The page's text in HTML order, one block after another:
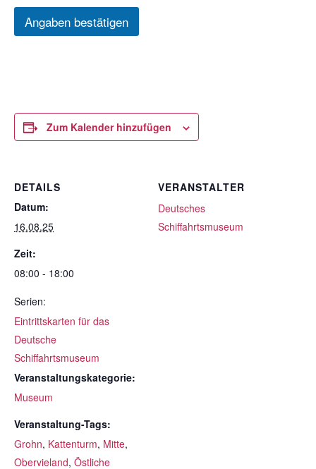
Angaben bestätigen
Zum Kalender hinzufügen
DETAILS
Datum:
16.08.25
Zeit:
08:00 - 18:00
Serien:
Eintrittskarten für das
Deutsche
Schiffahrtsmuseum
Veranstaltungskategorie:
Museum
Veranstaltung-Tags:
Grohn, Kattenturm, Mitte,
Obervieland, Östliche
VERANSTALTER
Deutsches
Schiffahrtsmuseum